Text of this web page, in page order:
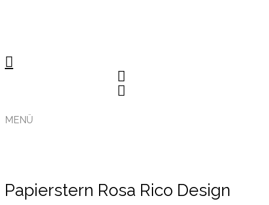
MENÜ
Papierstern Rosa Rico Design